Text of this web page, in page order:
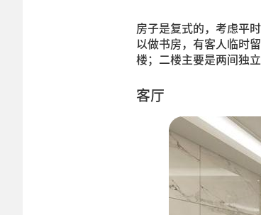
房子是复式的，考虑平
以做书房，有客人临时
楼；二楼主要是两间独
客厅